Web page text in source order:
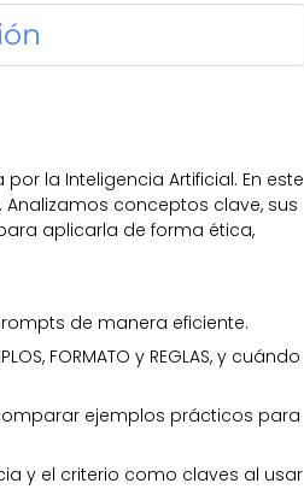
la Inteligencia Artificial. En este
conceptos clave, sus
aplicarla de forma ética,
de manera eficiente.
FORMATO y REGLAS, y cuándo
ejemplos prácticos para
y el criterio como claves al usar